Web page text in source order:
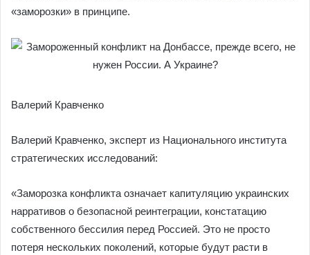
«заморозки» в принципе.
Валерий Кравченко
Валерий Кравченко, эксперт из Национального института
стратегических исследований:
«Заморозка конфликта означает капитуляцию украинских
нарративов о безопасной реинтеграции, констатацию
собственного бессилия перед Россией. Это не просто
потеря нескольких поколений, которые будут расти в